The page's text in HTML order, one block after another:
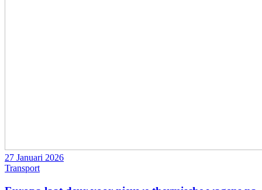
27 Januari 2026
Transport